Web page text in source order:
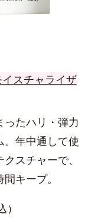
スチャライザ
たハリ・弾力
。年中通して使
スチャーで、
キープ。